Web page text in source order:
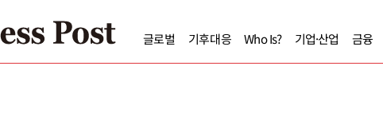
글로벌 기후대응 Who Is? 기업·산업 금융